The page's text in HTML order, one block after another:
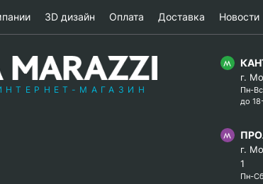
3D дизайн Оплата Доставка Новости
МАГАЗИН
г.
Пн-
до
г.
1
Пн-